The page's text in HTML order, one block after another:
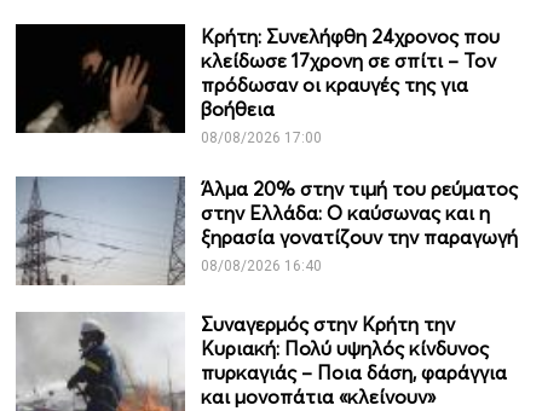
Κρήτη: Συνελήφθη 24χρονος που
κλείδωσε 17χρονη σε σπίτι – Τον
πρόδωσαν οι κραυγές της για
βοήθεια
08/08/2026 17:00
Άλμα 20% στην τιμή του ρεύματος
στην Ελλάδα: Ο καύσωνας και η
ξηρασία γονατίζουν την παραγωγή
08/08/2026 16:40
Συναγερμός στην Κρήτη την
Κυριακή: Πολύ υψηλός κίνδυνος
πυρκαγιάς – Ποια δάση, φαράγγια
και μονοπάτια «κλείνουν»